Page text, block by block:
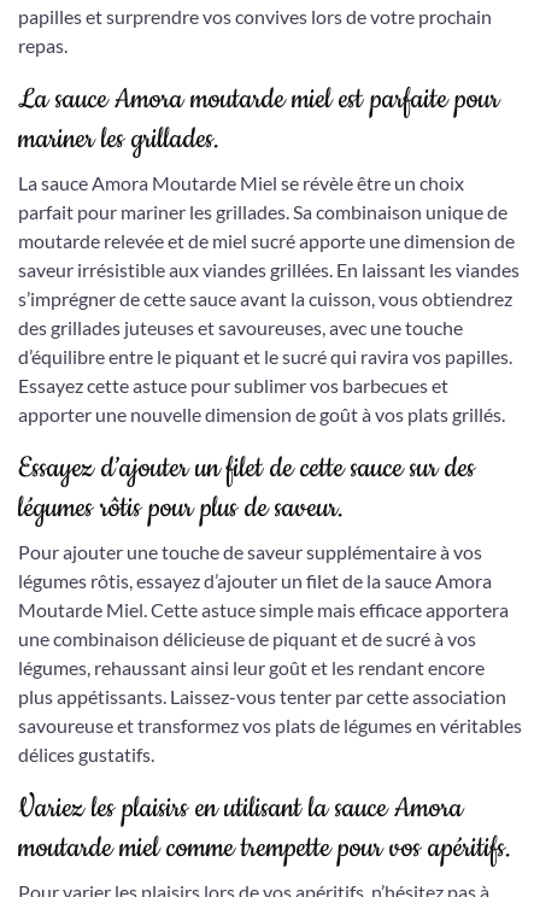
papilles et surprendre vos convives lors de votre prochain
repas.
La sauce Amora moutarde miel est parfaite pour
mariner les grillades.
La sauce Amora Moutarde Miel se révèle être un choix
parfait pour mariner les grillades. Sa combinaison unique de
moutarde relevée et de miel sucré apporte une dimension de
saveur irrésistible aux viandes grillées. En laissant les viandes
s’imprégner de cette sauce avant la cuisson, vous obtiendrez
des grillades juteuses et savoureuses, avec une touche
d’équilibre entre le piquant et le sucré qui ravira vos papilles.
Essayez cette astuce pour sublimer vos barbecues et
apporter une nouvelle dimension de goût à vos plats grillés.
Essayez d’ajouter un filet de cette sauce sur des
légumes rôtis pour plus de saveur.
Pour ajouter une touche de saveur supplémentaire à vos
légumes rôtis, essayez d’ajouter un filet de la sauce Amora
Moutarde Miel. Cette astuce simple mais efficace apportera
une combinaison délicieuse de piquant et de sucré à vos
légumes, rehaussant ainsi leur goût et les rendant encore
plus appétissants. Laissez-vous tenter par cette association
savoureuse et transformez vos plats de légumes en véritables
délices gustatifs.
Variez les plaisirs en utilisant la sauce Amora
moutarde miel comme trempette pour vos apéritifs.
Pour varier les plaisirs lors de vos apéritifs, n’hésitez pas à